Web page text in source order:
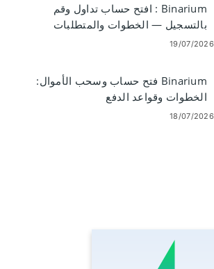
Binarium : افتح حساب تداول وقم
بالتسجيل — الخطوات والمتطلبات
19/07/2026
Binarium فتح حساب وسحب الأموال:
الخطوات وقواعد الدفع
18/07/2026